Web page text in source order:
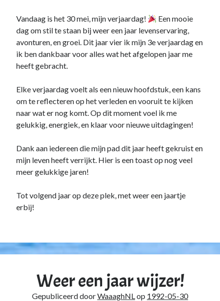
Vandaag is het 30 mei, mijn verjaardag!
Een mooie
dag om stil te staan bij weer een jaar levenservaring,
avonturen, en groei. Dit jaar vier ik mijn 3e verjaardag en
ik ben dankbaar voor alles wat het afgelopen jaar me
heeft gebracht.
Elke verjaardag voelt als een nieuw hoofdstuk, een kans
om te reflecteren op het verleden en vooruit te kijken
naar wat er nog komt. Op dit moment voel ik me
gelukkig, energiek, en klaar voor nieuwe uitdagingen!
Dank aan iedereen die mijn pad dit jaar heeft gekruist en
mijn leven heeft verrijkt. Hier is een toast op nog veel
meer gelukkige jaren!
Tot volgend jaar op deze plek, met weer een jaartje
erbij!
Weer een jaar wijzer!
Gepubliceerd doorWaaaghNLop 1992-05-30